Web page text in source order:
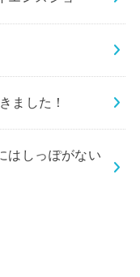
ました！
はしっぽがない